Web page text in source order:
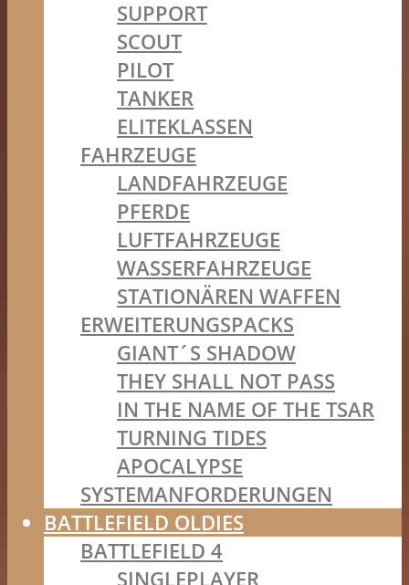
SUPPORT
SCOUT
PILOT
TANKER
ELITEKLASSEN
FAHRZEUGE
LANDFAHRZEUGE
PFERDE
LUFTFAHRZEUGE
WASSERFAHRZEUGE
STATIONÄREN WAFFEN
ERWEITERUNGSPACKS
GIANT´S SHADOW
THEY SHALL NOT PASS
IN THE NAME OF THE TSAR
TURNING TIDES
APOCALYPSE
SYSTEMANFORDERUNGEN
BATTLEFIELD OLDIES
BATTLEFIELD 4